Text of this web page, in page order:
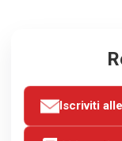
Iscriviti